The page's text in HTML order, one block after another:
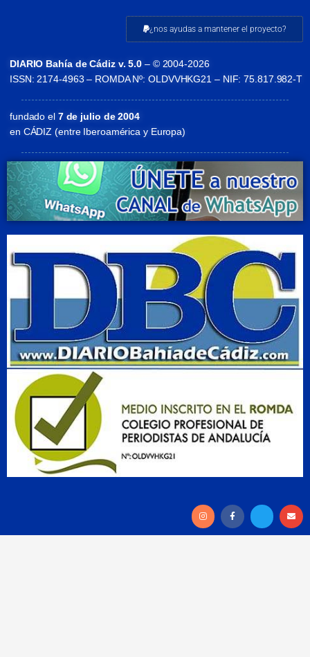
¿nos ayudas a mantener el proyecto?
DIARIO Bahía de Cádiz v. 5.0 – © 2004-2026
ISSN: 2174-4963 – ROMDA Nº: OLDVVHKG21 – NIF: 75.817.982-T
fundado el7 de julio de 2004
en CÁDIZ (entre Iberoamérica y Europa)